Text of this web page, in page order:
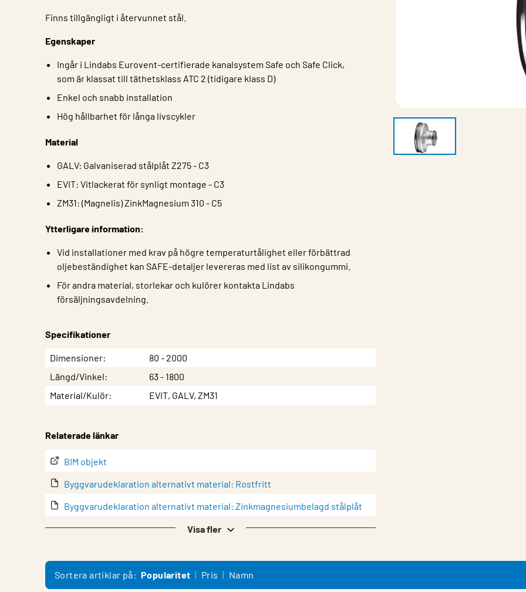
Finns tillgängligt i återvunnet stål.
Egenskaper
Ingår i Lindabs Eurovent-certifierade kanalsystem Safe och Safe Click,
som är klassat till täthetsklass ATC 2 (tidigare klass D)
Enkel och snabb installation
Hög hållbarhet för långa livscykler
Material
GALV: Galvaniserad stålplåt Z275 - C3
EVIT: Vitlackerat för synligt montage - C3
ZM31: (Magnelis) ZinkMagnesium 310 - C5
Ytterligare information:
Vid installationer med krav på högre temperaturtålighet eller förbättrad
oljebeständighet kan SAFE-detaljer levereras med list av silikongummi.
För andra material, storlekar och kulörer kontakta Lindabs
försäljningsavdelning.
Specifikationer
EgenskapVärde
Dimensioner
80 - 2000
Längd/Vinkel
63 - 1800
Material/Kulör
EVIT, GALV, ZM31
Relaterade länkar
BIM objekt
Byggvarudeklaration alternativt material: Rostfritt
Byggvarudeklaration alternativt material: Zinkmagnesiumbelagd stålplåt
Byggvarudeklaration standardprodukt
EPD (Miljövarudeklaration)
Visa fler
Sortera artiklar på: Popularitet Pris Namn